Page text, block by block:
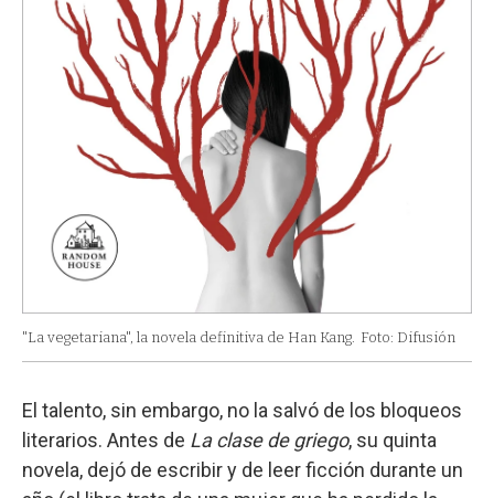
"La vegetariana", la novela definitiva de Han Kang. Foto: Difusión
El talento, sin embargo, no la salvó de los bloqueos
literarios. Antes de La clase de griego, su quinta
novela, dejó de escribir y de leer ficción durante un